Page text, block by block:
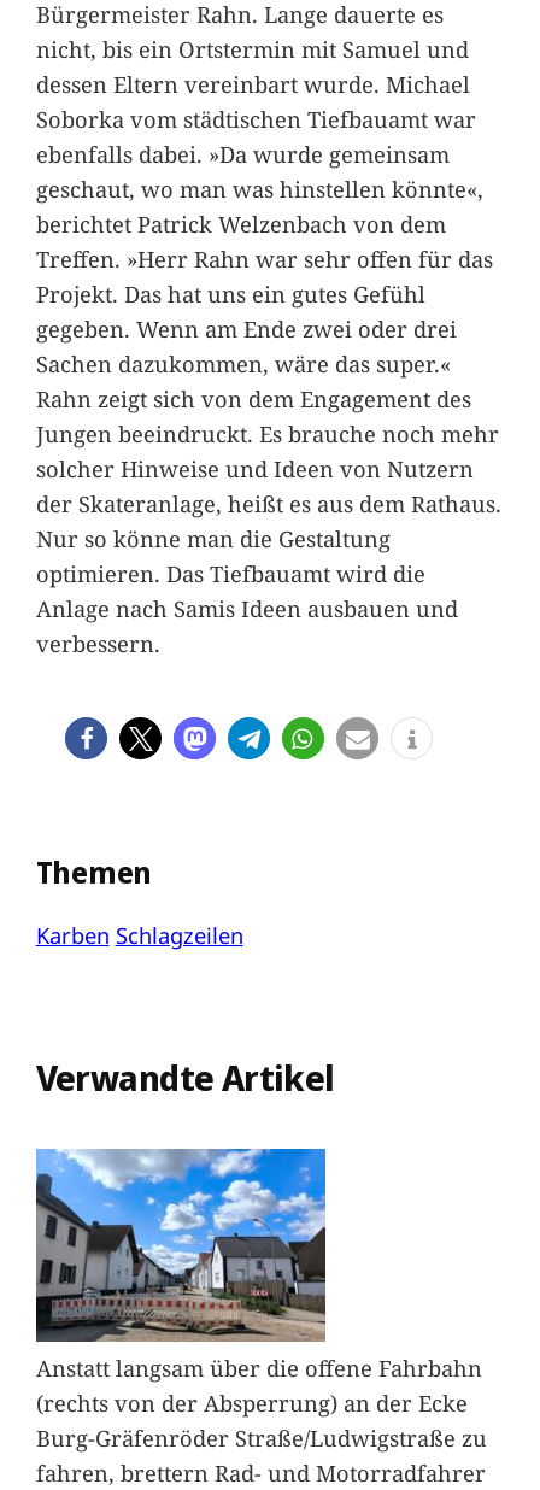
Bürgermeister Rahn. Lange dauerte es
nicht, bis ein Ortstermin mit Samuel und
dessen Eltern vereinbart wurde. Michael
Soborka vom städtischen Tiefbauamt war
ebenfalls dabei. »Da wurde gemeinsam
geschaut, wo man was hinstellen könnte«,
berichtet Patrick Welzenbach von dem
Treffen. »Herr Rahn war sehr offen für das
Projekt. Das hat uns ein gutes Gefühl
gegeben. Wenn am Ende zwei oder drei
Sachen dazukommen, wäre das super.«
Rahn zeigt sich von dem Engagement des
Jungen beeindruckt. Es brauche noch mehr
solcher Hinweise und Ideen von Nutzern
der Skateranlage, heißt es aus dem Rathaus.
Nur so könne man die Gestaltung
optimieren. Das Tiefbauamt wird die
Anlage nach Samis Ideen ausbauen und
verbessern.
Themen
Karben Schlagzeilen
Verwandte Artikel
Anstatt langsam über die offene Fahrbahn
(rechts von der Absperrung) an der Ecke
Burg-Gräfenröder Straße/Ludwigstraße zu
fahren, brettern Rad- und Motorradfahrer